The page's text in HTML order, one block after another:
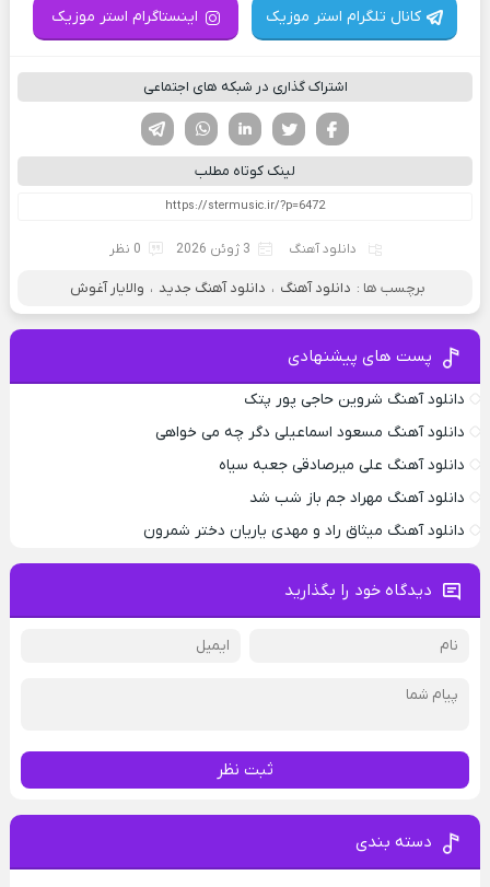
کانال تلگرام استر موزیک اینستاگرام استر موزیک
اشتراک گذاری در شبکه های اجتماعی
لینکدین تویتر
فیسوک
لینک کوتاه مطلب
دانلود آهنگ 3 ژوئن 2026 0 نظر
برچسب ها : دانلود آهنگ ، دانلود آهنگ جدید ، والایار آغوش
پست های پیشنهادی
دانلود آهنگ شروین حاجی پور پتک
دانلود آهنگ مسعود اسماعیلی دگر چه می خواهی
دانلود آهنگ علی میرصادقی جعبه سیاه
دانلود آهنگ مهراد جم باز شب شد
دانلود آهنگ میثاق راد و مهدی یاریان دختر شمرون
دیدگاه خود را بگذارید
ثبت نظر
دسته بندی